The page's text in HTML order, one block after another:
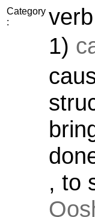
Category
:
verb
1)
, to